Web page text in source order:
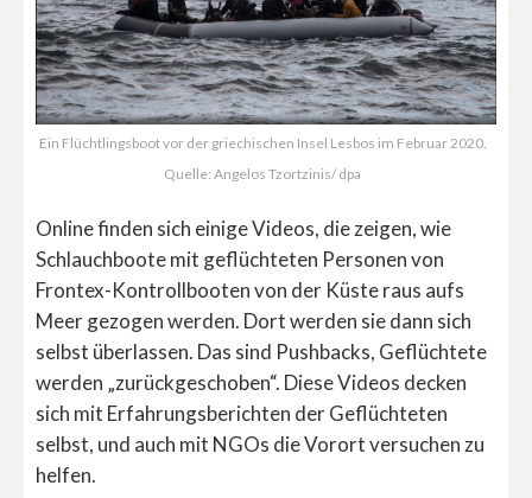
Ein Flüchtlingsboot vor der griechischen Insel Lesbos im Februar 2020.
Quelle: Angelos Tzortzinis/ dpa
Online finden sich einige Videos, die zeigen, wie
Schlauchboote mit geflüchteten Personen von
Frontex-Kontrollbooten von der Küste raus aufs
Meer gezogen werden. Dort werden sie dann sich
selbst überlassen. Das sind Pushbacks, Geflüchtete
werden „zurückgeschoben“. Diese Videos decken
sich mit Erfahrungsberichten der Geflüchteten
selbst, und auch mit NGOs die Vorort versuchen zu
helfen.